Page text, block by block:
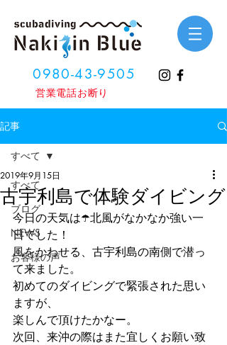
0980-43-9505
​営業電話お断り
記事
すべて
ブログ
NEWS
お客様の声
すべて
古宇利島で体験ダイビング
2019年9月15日
今日の天気は☂️北風がなかなか強い一
日でした！
風をかわせる、古宇利島の南側で潜っ
て来ました。
初めてのダイビングで緊張された思い
ますが、
楽しんで頂けたかなー。
次回、来沖の際はまた宜しくお願い致